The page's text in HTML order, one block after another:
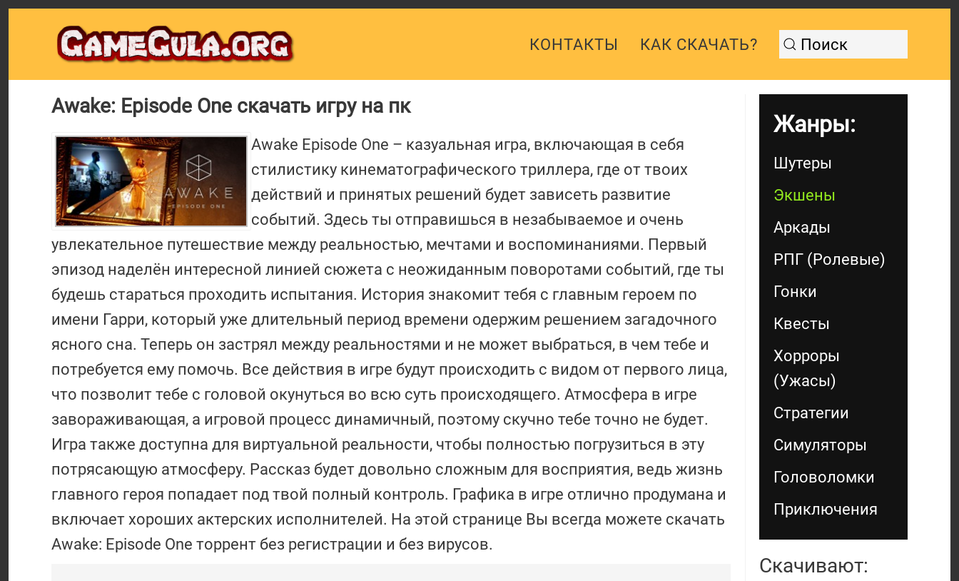
КОНТАКТЫ КАК СКАЧАТЬ?
Awake: Episode One скачать игру на пк
Awake Episode One – казуальная игра, включающая в себя
стилистику кинематографического триллера, где от твоих
действий и принятых решений будет зависеть развитие
событий. Здесь ты отправишься в незабываемое и очень
увлекательное путешествие между реальностью, мечтами и воспоминаниями. Первый
эпизод наделён интересной линией сюжета с неожиданным поворотами событий, где ты
будешь стараться проходить испытания. История знакомит тебя с главным героем по
имени Гарри, который уже длительный период времени одержим решением загадочного
ясного сна. Теперь он застрял между реальностями и не может выбраться, в чем тебе и
потребуется ему помочь. Все действия в игре будут происходить с видом от первого лица,
что позволит тебе с головой окунуться во всю суть происходящего. Атмосфера в игре
завораживающая, а игровой процесс динамичный, поэтому скучно тебе точно не будет.
Игра также доступна для виртуальной реальности, чтобы полностью погрузиться в эту
потрясающую атмосферу. Рассказ будет довольно сложным для восприятия, ведь жизнь
главного героя попадает под твой полный контроль. Графика в игре отлично продумана и
включает хороших актерских исполнителей. На этой странице Вы всегда можете скачать
Awake: Episode One торрент без регистрации и без вирусов.
Жанры:
Шутеры
Экшены
Аркады
РПГ (Ролевые)
Гонки
Квесты
Хорроры
(Ужасы)
Стратегии
Симуляторы
Головоломки
Приключения
Скачивают: